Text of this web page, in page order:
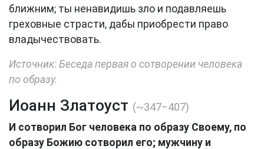
ближним; ты ненавидишь зло и подавляешь
греховные страсти, дабы приобрести право
владычествовать.
Источник: Беседа первая о сотворении человека
по образу.
Иоанн Златоуст (~347−407)
И сотворил Бог человека по образу Своему, по
образу Божию сотворил его; мужчину и